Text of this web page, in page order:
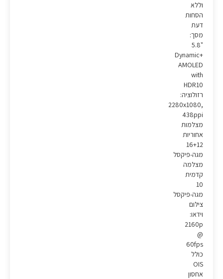
וללא
הסחות
דעת
מסך:
"5.8
Dynamic+
AMOLED
with
HDR10
רזולוציה:
2280x1080,
438ppi
מצלמות
אחוריות
16+12
מגה-פיקסל
מצלמה
קדמית
10
מגה-פיקסל
צילום
וידאו:
2160p
@
60fps
כולל
OIS
אחסון